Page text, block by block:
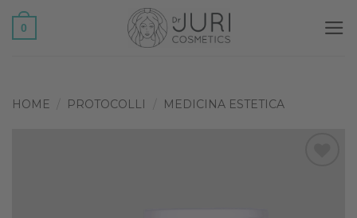
Salta
0
HOME PROTOCOLLI MEDICINA ESTETICA